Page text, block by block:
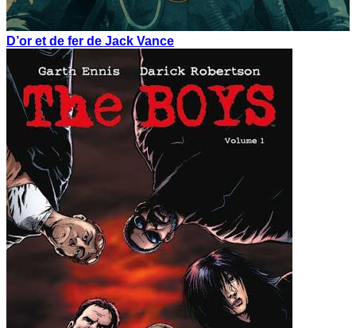
D’or et de fer de Jack Vance